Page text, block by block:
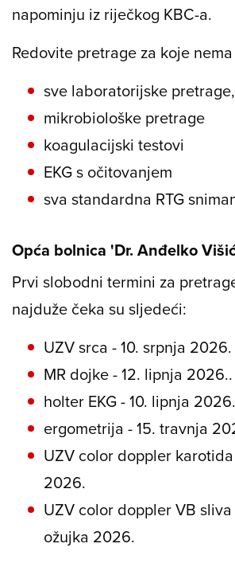
napominju iz riječkog KBC-a.
Redovite pretrage za koje
sve laboratorijske pretrage,
mikrobiološke pretrage
koagulacijski testovi
EKG s očitovanjem
sva standardna RTG
Opća bolnica 'Dr. Anđelko
Prvi slobodni termini za
najduže čeka su sljedeći:
UZV srca - 10. srpnja 2026.
MR dojke - 12. lipnja 2026..
holter EKG - 10. lipnja 2026.
ergometrija - 15. travnja
UZV color doppler karotida
2026.
UZV color doppler VB
ožujka